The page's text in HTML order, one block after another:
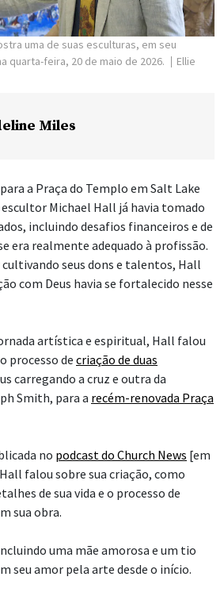
uma de suas esculturas, em seu
quarta-feira, 20 de maio de 2026.
Ellie
Miles
a Praça do Templo em Salt Lake
Michael Hall já havia tomado
incluindo desafios financeiros e de
era realmente adequado à profissão.
seus dons e talentos, Hall
com Deus havia se fortalecido nesse
artística e espiritual, Hall falou
processo de criação de duas
carregando a cruz e outra da
Smith, para a recém-renovada Praça
no podcast do Church News [em
falou sobre sua criação, como
de sua vida e o processo de
sua obra.
uma mãe amorosa e um tio
seu amor pela arte desde o início.